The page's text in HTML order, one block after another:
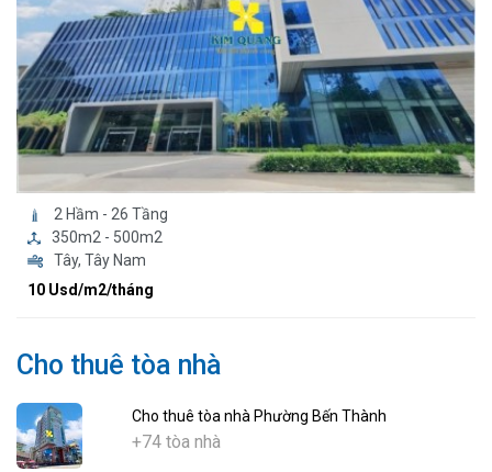
2 Hầm - 26 Tầng
350m2 - 500m2
Tây, Tây Nam
10 Usd/m2/tháng
Cho thuê tòa nhà
Cho thuê tòa nhà Phường Bến Thành
+74 tòa nhà